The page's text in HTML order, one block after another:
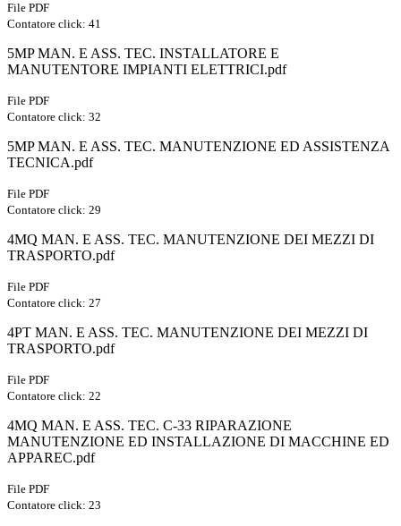
File PDF
Contatore click: 41
5MP MAN. E ASS. TEC. INSTALLATORE E
MANUTENTORE IMPIANTI ELETTRICI.pdf
File PDF
Contatore click: 32
5MP MAN. E ASS. TEC. MANUTENZIONE ED ASSISTENZA
TECNICA.pdf
File PDF
Contatore click: 29
4MQ MAN. E ASS. TEC. MANUTENZIONE DEI MEZZI DI
TRASPORTO.pdf
File PDF
Contatore click: 27
4PT MAN. E ASS. TEC. MANUTENZIONE DEI MEZZI DI
TRASPORTO.pdf
File PDF
Contatore click: 22
4MQ MAN. E ASS. TEC. C-33 RIPARAZIONE
MANUTENZIONE ED INSTALLAZIONE DI MACCHINE ED
APPAREC.pdf
File PDF
Contatore click: 23